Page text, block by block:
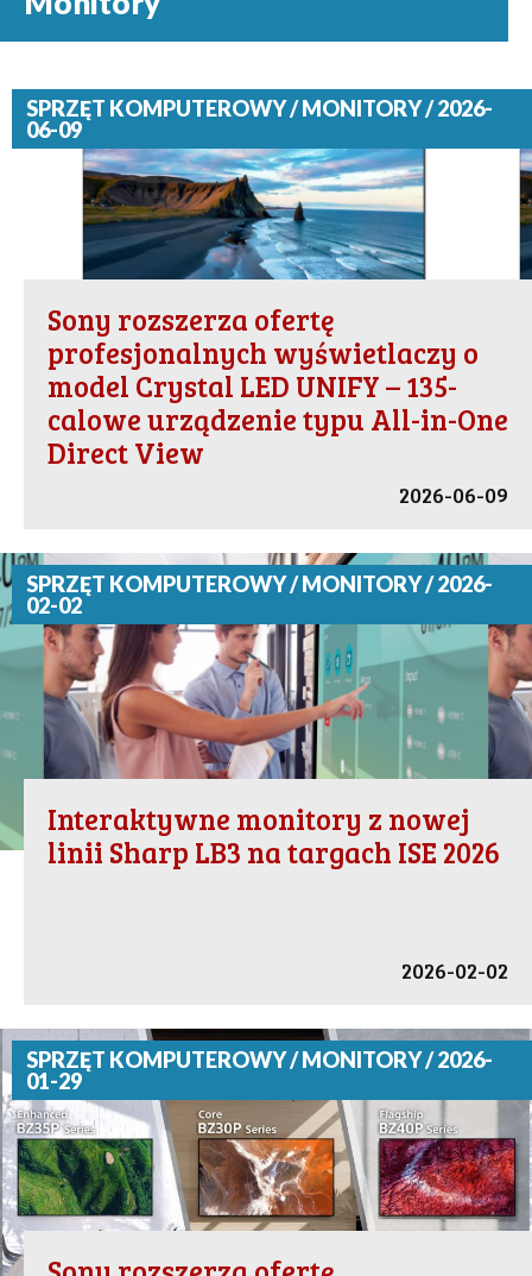
SPRZĘT KOMPUTEROWY / MONITORY / 2026-
06-09
Sony rozszerza ofertę
profesjonalnych wyświetlaczy o
model Crystal LED UNIFY – 135-
calowe urządzenie typu All-in-One
Direct View
2026-06-09
SPRZĘT KOMPUTEROWY / MONITORY / 2026-
02-02
Interaktywne monitory z nowej
linii Sharp LB3 na targach ISE 2026
2026-02-02
SPRZĘT KOMPUTEROWY / MONITORY / 2026-
01-29